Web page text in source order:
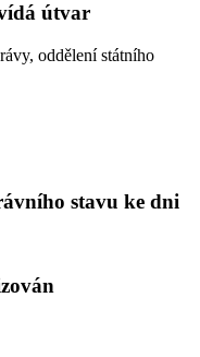
útvar
oddělení státního
stavu ke dni